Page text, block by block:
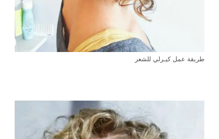
طريقة عمل كيـرلي للشعر